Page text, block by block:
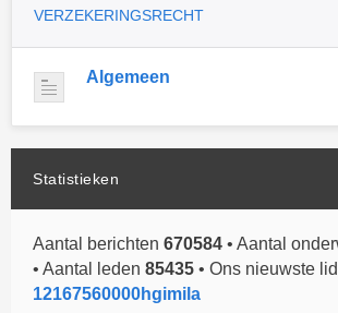
VERZEKERINGSRECHT
Algemeen
Statistieken
Aantal berichten 670584 • Aantal
• Aantal leden 85435 • Ons nieuwste
12167560000hgimila